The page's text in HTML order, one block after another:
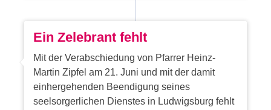
Ein Zelebrant fehlt
Mit der Verabschiedung von Pfarrer Heinz-
Martin Zipfel am 21. Juni und mit der damit
einhergehenden Beendigung seines
seelsorgerlichen Dienstes in Ludwigsburg fehlt